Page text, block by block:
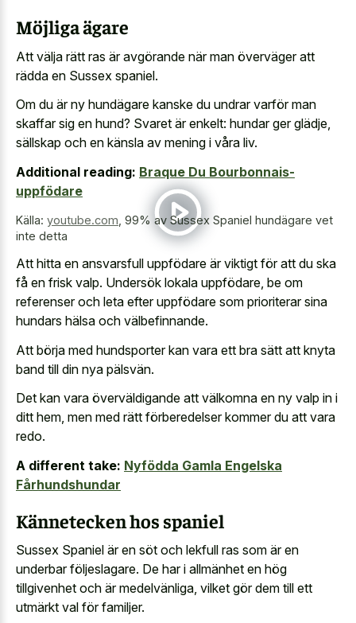
Möjliga ägare
Att välja rätt ras är avgörande när man överväger att
rädda en Sussex spaniel.
Om du är ny hundägare kanske du undrar varför man
skaffar sig en hund? Svaret är enkelt: hundar ger glädje,
sällskap och en känsla av mening i våra liv.
Additional reading: Braque Du Bourbonnais-
uppfödare
Källa: youtube.com 99% av Sussex Spaniel hundägare vet
inte detta
Att hitta en ansvarsfull uppfödare är viktigt för att du ska
få en frisk valp. Undersök lokala uppfödare, be om
referenser och leta efter uppfödare som prioriterar sina
hundars hälsa och välbefinnande.
Att börja med hundsporter kan vara ett bra sätt att knyta
band till din nya pälsvän.
Det kan vara överväldigande att välkomna en ny valp in i
ditt hem, men med rätt förberedelser kommer du att vara
redo.
A different take: Nyfödda Gamla Engelska
Fårhundshundar
Kännetecken hos spaniel
Sussex Spaniel är en söt och lekfull ras som är en
underbar följeslagare. De har i allmänhet en hög
tillgivenhet och är medelvänliga, vilket gör dem till ett
utmärkt val för familjer.